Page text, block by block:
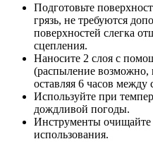
Подготовьте
грязь, не требуются
поверхностей слегка
сцепления.
Наносите 2 слоя с
(распыление возможно,
оставляя 6 часов между
Используйте при
дождливой погоды.
Инструменты очищайте
использования.